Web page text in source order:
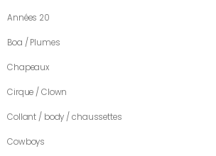
Années 20
Boa / Plumes
Chapeaux
Cirque / Clown
Collant / body / chaussettes
Cowboys